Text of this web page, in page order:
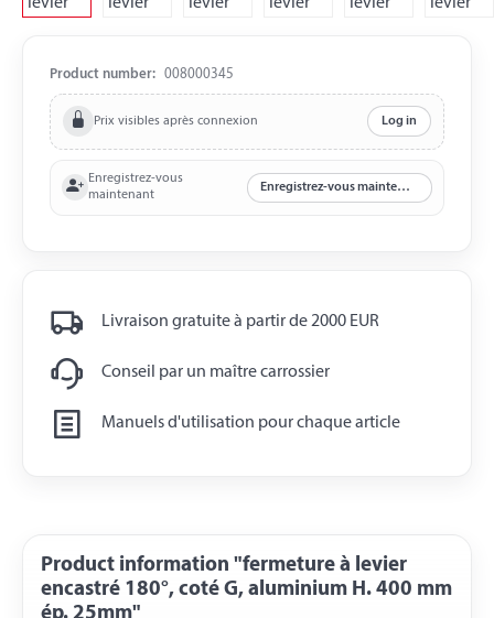
Product number: 008000345
Prix visibles après connexion Log in
Enregistrez-vous
maintenant
Enregistrez-vous maintenant
Livraison gratuite à partir de 2000 EUR
Conseil par un maître carrossier
Manuels d'utilisation pour chaque article
Product information "fermeture à levier
encastré 180°, coté G, aluminium H. 400 mm